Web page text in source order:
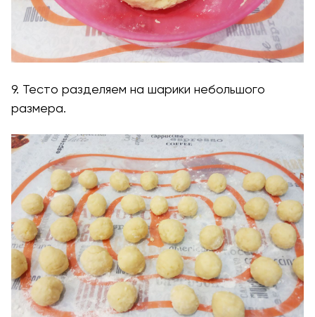
9. Тесто разделяем на шарики небольшого
размера.